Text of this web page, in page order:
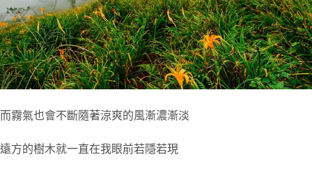
而霧氣也會不斷隨著涼爽的風漸濃漸淡
遠方的樹木就一直在我眼前若隱若現